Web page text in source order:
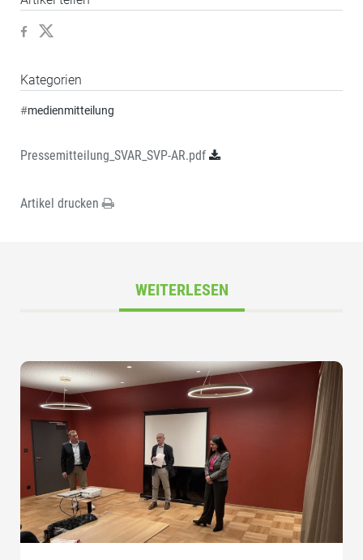
Kategorien
#medienmitteilung
Pressemitteilung_SVAR_SVP-AR.pdf
Artikel drucken
WEITERLESEN